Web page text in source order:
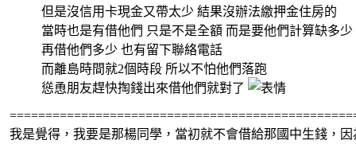
但是沒信用卡現金又帶太少 結果沒辦法繳押金住房的
當時也是有借他們 只是不是全額 而是要他們計算缺多少
再借他們多少 也有留下聯絡電話
而離島時間就2個時段 所以不怕他們落跑
慫恿朋友趕快掏錢出來借他們就對了
我是覺得，我要是那楊同學，當初就不會借給那國中生錢，